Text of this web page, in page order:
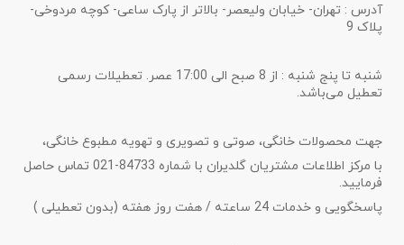
آدرس : تهران- خیابان ولیعصر- بالاتر از پارک ساعی- کوچه مردوخی-
پلاک 9
شنبه تا پنج شنبه : از 8 صبح الی 17:00 عصر. تعطیلات رسمی
تعطیل می‌باشد.
جهت محصولات خانگی، صوتی و تصویری و تهویه مطبوع خانگی،
با مرکز اطلاعات مشتریان گلدیران با شماره 84733-021 تماس حاصل
فرمایید.
پاسخگویی و خدمات 24 ساعته / هفت روز هفته (بدون تعطیلی )